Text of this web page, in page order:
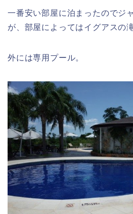
一番安い部屋に泊まったのでジ
が、部屋によってはイグアスの
外には専用プール。